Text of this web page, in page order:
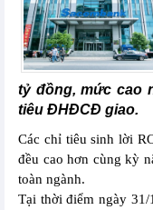
tỷ đồng, mức cao
tiêu ĐHĐCĐ giao.
Các chỉ tiêu sinh lời
đều cao hơn cùng kỳ
toàn ngành.
Tại thời điểm ngày 31/